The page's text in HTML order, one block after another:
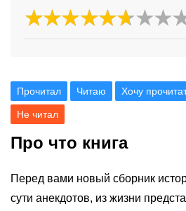
Прочитал Читаю Хочу
Не читал
Про что книга
Перед вами новый сборник
сути анекдотов, из жизни